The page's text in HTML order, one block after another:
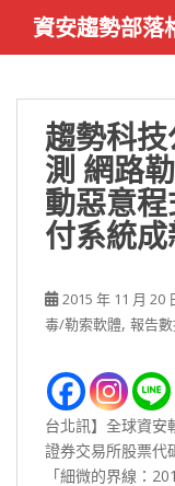
i
資安趨勢部落
趨勢科
測 網路
動惡意
付系統
2015 年 11 月 20
毒/勒索軟體, 報告
台北訊】全球資安
證券交易所股票代
「細微的界線：